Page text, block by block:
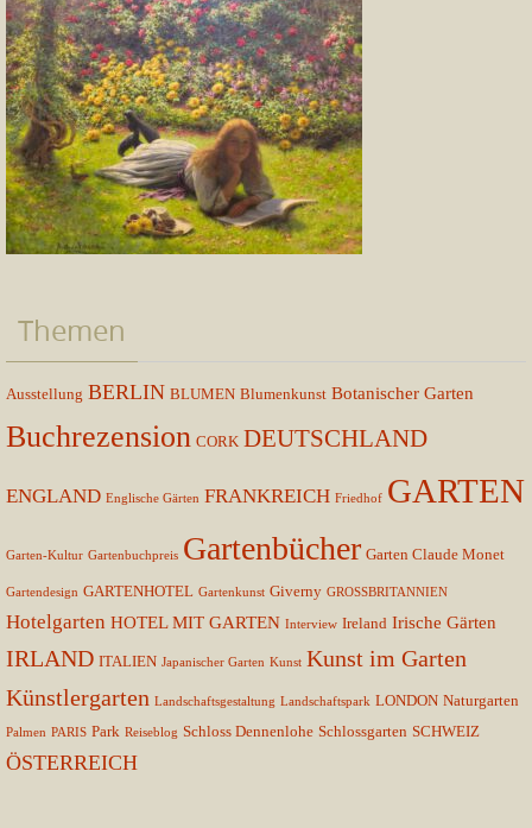
Themen
Ausstellung BERLIN BLUMEN Blumenkunst Botanischer Garten
Buchrezension CORK DEUTSCHLAND
ENGLAND Englische Gärten FRANKREICH Friedhof GARTEN
Garten-Kultur Gartenbuchpreis Gartenbücher Garten Claude Monet
Gartendesign GARTENHOTEL Gartenkunst Giverny GROSSBRITANNIEN
Hotelgarten HOTEL MIT GARTEN Interview Ireland Irische Gärten
IRLAND ITALIEN Japanischer Garten Kunst Kunst im Garten
Künstlergarten Landschaftsgestaltung Landschaftspark LONDON Naturgarten
Palmen PARIS Park Reiseblog Schloss Dennenlohe Schlossgarten SCHWEIZ
ÖSTERREICH